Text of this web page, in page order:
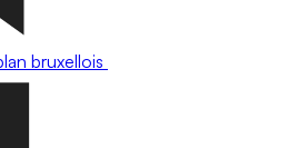
bruxellois